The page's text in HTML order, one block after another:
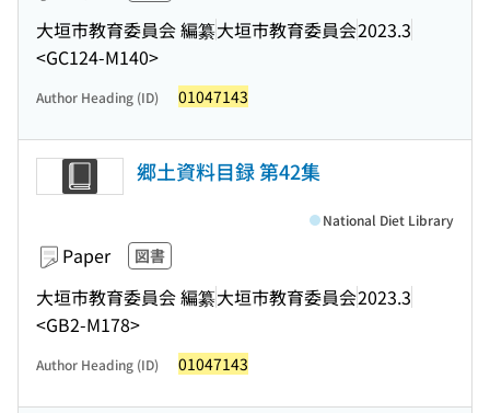
大垣市教育委員会 編纂大垣市教育委員会2023.3
<GC124-M140>
Author Heading (ID) 01047143
郷土資料目録 第42集
Paper 図書
大垣市教育委員会 編纂大垣市教育委員会2023.3
<GB2-M178>
National Diet Library
Author Heading (ID) 01047143